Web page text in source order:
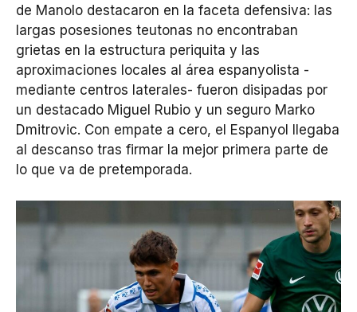
de Manolo destacaron en la faceta defensiva: las
largas posesiones teutonas no encontraban
grietas en la estructura periquita y las
aproximaciones locales al área espanyolista -
mediante centros laterales- fueron disipadas por
un destacado Miguel Rubio y un seguro Marko
Dmitrovic. Con empate a cero, el Espanyol llegaba
al descanso tras firmar la mejor primera parte de
lo que va de pretemporada.